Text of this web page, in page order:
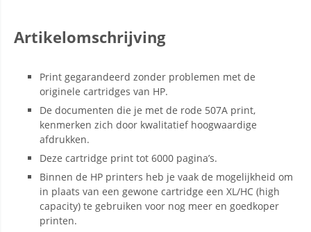
Artikelomschrijving
Print gegarandeerd zonder problemen met de
originele cartridges van HP.
De documenten die je met de rode 507A print,
kenmerken zich door kwalitatief hoogwaardige
afdrukken.
Deze cartridge print tot 6000 pagina’s.
Binnen de HP printers heb je vaak de mogelijkheid om
in plaats van een gewone cartridge een XL/HC (high
capacity) te gebruiken voor nog meer en goedkoper
printen.